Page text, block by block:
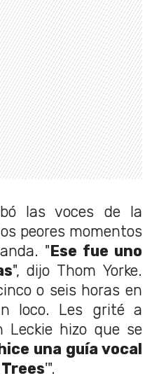
las voces de la
peores momentos
"Ese fue uno
", dijo Thom Yorke.
o seis horas en
loco. Les grité a
Leckie hizo que se
una guía vocal
'".